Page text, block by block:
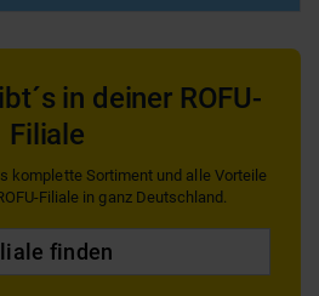
in deiner ROFU-
Filiale
komplette Sortiment und alle Vorteile
Filiale in ganz Deutschland.
finden